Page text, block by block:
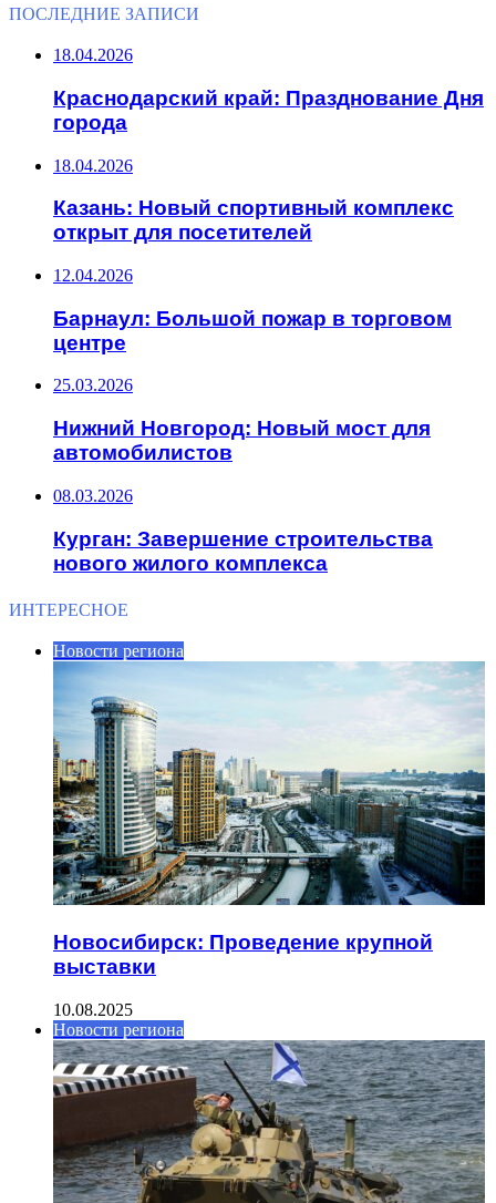
ПОСЛЕДНИЕ ЗАПИСИ
18.04.2026
Краснодарский край: Празднование Дня
города
18.04.2026
Казань: Новый спортивный комплекс
открыт для посетителей
12.04.2026
Барнаул: Большой пожар в торговом
центре
25.03.2026
Нижний Новгород: Новый мост для
автомобилистов
08.03.2026
Курган: Завершение строительства
нового жилого комплекса
ИНТЕРЕСНОЕ
Новости региона
Новосибирск: Проведение крупной
выставки
10.08.2025
Новости региона